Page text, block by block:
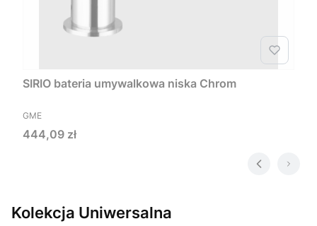
SIRIO bateria umywalkowa niska Chrom
PRODUCENT
GME
Cena
444,09 zł
Kolekcja Uniwersalna